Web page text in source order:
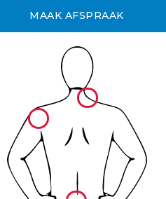
MAAK AFSPRAAK